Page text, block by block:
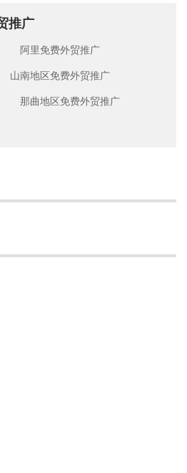
推广
阿里免费外贸推广
山南地区免费外贸推广
那曲地区免费外贸推广